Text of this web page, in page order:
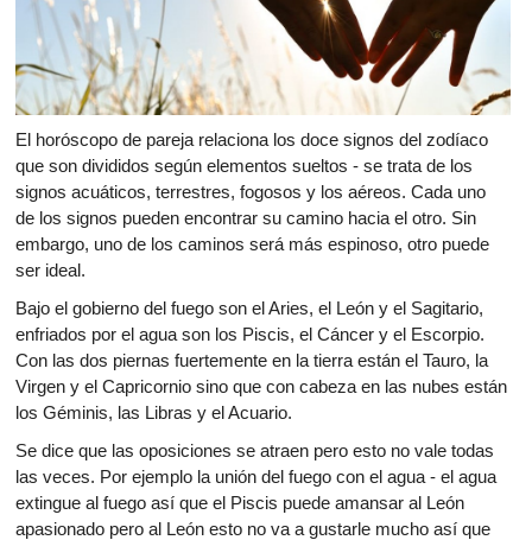
El horóscopo de pareja relaciona los doce signos del zodíaco
que son divididos según elementos sueltos - se trata de los
signos acuáticos, terrestres, fogosos y los aéreos. Cada uno
de los signos pueden encontrar su camino hacia el otro. Sin
embargo, uno de los caminos será más espinoso, otro puede
ser ideal.
Bajo el gobierno del fuego son el Aries, el León y el Sagitario,
enfriados por el agua son los Piscis, el Cáncer y el Escorpio.
Con las dos piernas fuertemente en la tierra están el Tauro, la
Virgen y el Capricornio sino que con cabeza en las nubes están
los Géminis, las Libras y el Acuario.
Se dice que las oposiciones se atraen pero esto no vale todas
las veces. Por ejemplo la unión del fuego con el agua - el agua
extingue al fuego así que el Piscis puede amansar al León
apasionado pero al León esto no va a gustarle mucho así que